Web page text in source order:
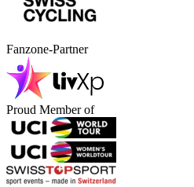
Fanzone-Partner
Proud Member of